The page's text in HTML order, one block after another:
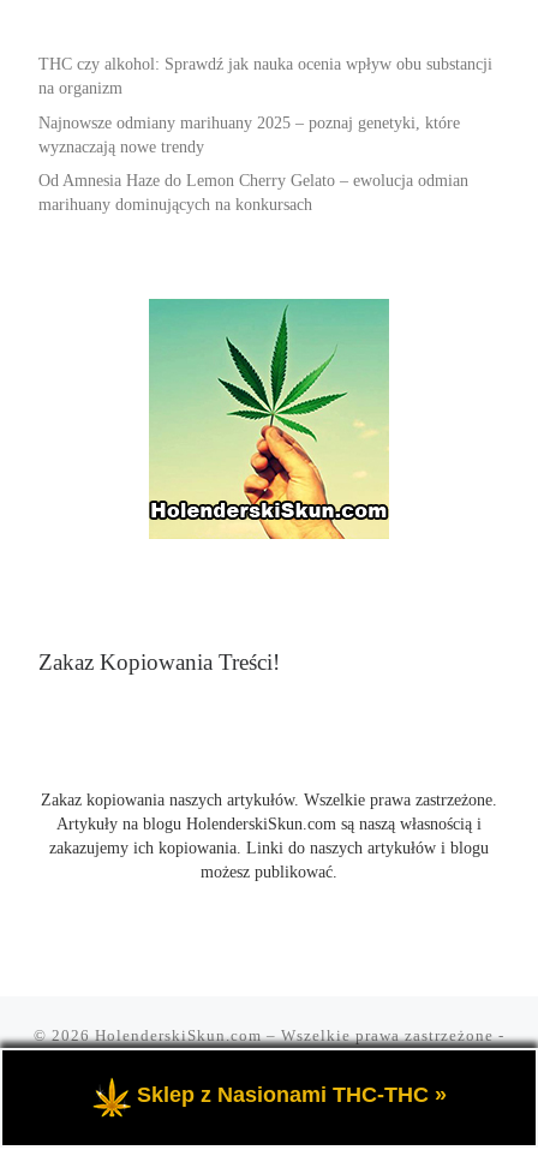
THC czy alkohol: Sprawdź jak nauka ocenia wpływ obu substancji
na organizm
Najnowsze odmiany marihuany 2025 – poznaj genetyki, które
wyznaczają nowe trendy
Od Amnesia Haze do Lemon Cherry Gelato – ewolucja odmian
marihuany dominujących na konkursach
Zakaz Kopiowania Treści!
Zakaz kopiowania naszych artykułów. Wszelkie prawa zastrzeżone.
Artykuły na blogu HolenderskiSkun.com są naszą własnością i
zakazujemy ich kopiowania. Linki do naszych artykułów i blogu
możesz publikować.
© 2026HolenderskiSkun.com– Wszelkie prawa zastrzeżone-
Blog HolenderskiSkun to portal o marihuanie i konopi indyjskiej
THC oraz cannabis CBD.
Sklep z Nasionami THC-THC »